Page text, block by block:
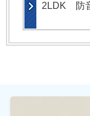
2LDK 防